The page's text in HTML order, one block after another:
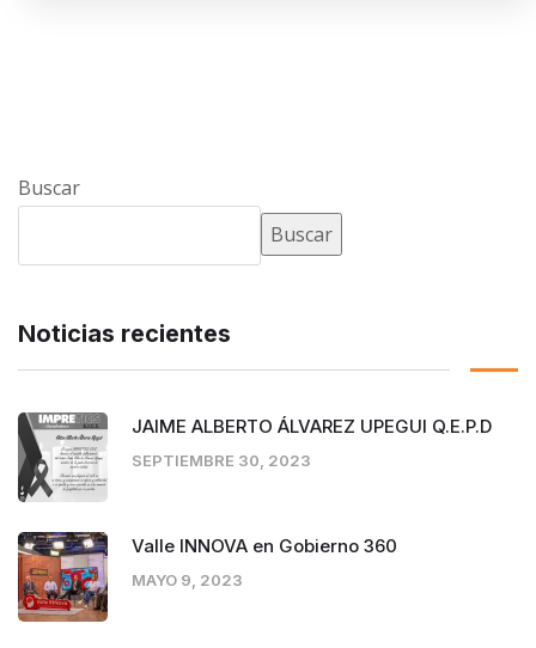
Buscar
Buscar
Noticias recientes
JAIME ALBERTO ÁLVAREZ UPEGUI Q.E.P.D
SEPTIEMBRE 30, 2023
Valle INNOVA en Gobierno 360
MAYO 9, 2023